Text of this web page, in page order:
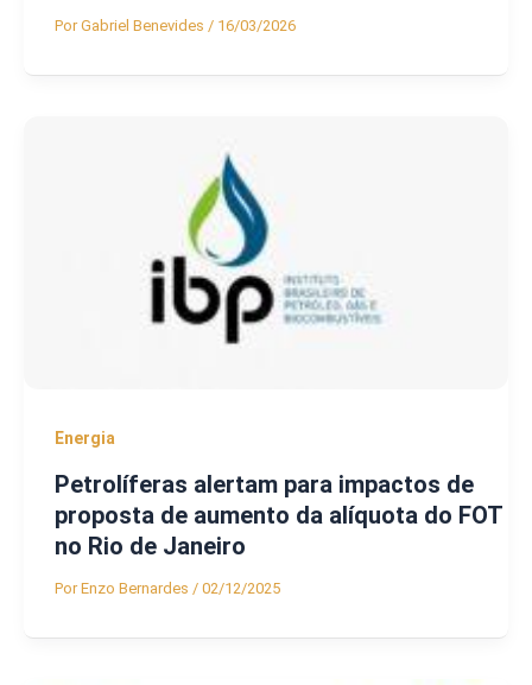
PorGabriel Benevides / 16/03/2026
Energia
Petrolíferas alertam para impactos de
proposta de aumento da alíquota do FOT
no Rio de Janeiro
PorEnzo Bernardes / 02/12/2025